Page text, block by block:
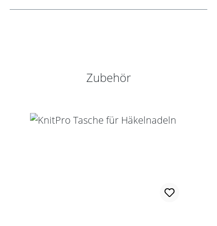
Produktgalerie überspringen
Zubehör